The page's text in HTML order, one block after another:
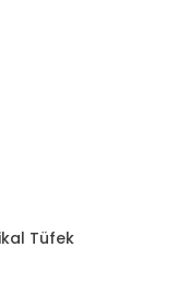
Tüfek